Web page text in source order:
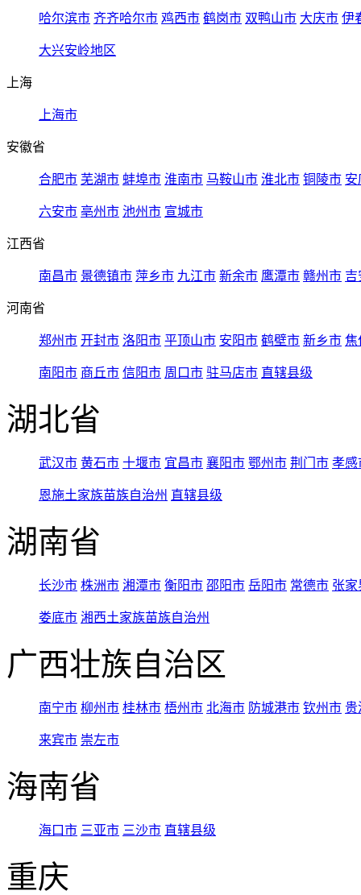
哈尔滨市 齐齐哈尔市 鸡西市 鹤岗市 双鸭山市 大庆市 伊
大兴安岭地区
上海
上海市
安徽省
合肥市 芜湖市 蚌埠市 淮南市 马鞍山市 淮北市 铜陵市 安
六安市 亳州市 池州市 宣城市
江西省
南昌市 景德镇市 萍乡市 九江市 新余市 鹰潭市 赣州市 吉
河南省
郑州市 开封市 洛阳市 平顶山市 安阳市 鹤壁市 新乡市 焦
南阳市 商丘市 信阳市 周口市 驻马店市 直辖县级
湖北省
武汉市 黄石市 十堰市 宜昌市 襄阳市 鄂州市 荆门市 孝感
恩施土家族苗族自治州 直辖县级
湖南省
长沙市 株洲市 湘潭市 衡阳市 邵阳市 岳阳市 常德市 张家
娄底市 湘西土家族苗族自治州
广西壮族自治区
南宁市 柳州市 桂林市 梧州市 北海市 防城港市 钦州市 贵
来宾市 崇左市
海南省
海口市 三亚市 三沙市 直辖县级
重庆